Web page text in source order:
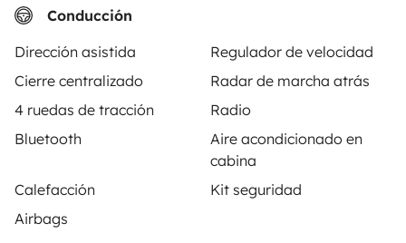
Conducción
Dirección asistida
Regulador de velocidad
Cierre centralizado
Radar de marcha atrás
4 ruedas de tracción
Radio
Bluetooth
Aire acondicionado en
cabina
Calefacción
Kit seguridad
Airbags
A partir de
75 € /día